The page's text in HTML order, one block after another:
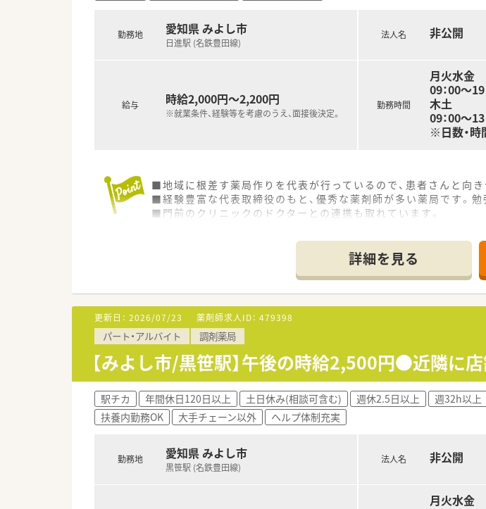
勤務地 愛知県 みよし市
日進駅 (名鉄豊田線)
給与 時給2,000円～2,200円
※就業条件、経験等を考慮のうえ、面接後決定。
法人名 非公開
勤務時間
月火水金
09：00～19
木土
09：00～13
※日数・時
■地域に根差す薬局作りを代表が行っているので、患者さんと向き
■経験豊富な代表取締役のもと、優秀な薬剤師が多い薬局です。
■門前のクリニックのドクターとの連携も取れています。
詳細を見る
更新日： 2026/07/23 薬剤師求人ID： 479398
パート・アルバイト 調剤薬局
【みよし市/黒笹駅】午後の時給2,500円●近隣に
駅チカ 年間休日120日以上 土日休み(相談可含む) 週休2.5日以上 週32h以上
扶養内勤務OK
大手チェーン以外 ヘルプ体制充実
勤務地 愛知県 みよし市
黒笹駅 (名鉄豊田線)
法人名 非公開
月火水金